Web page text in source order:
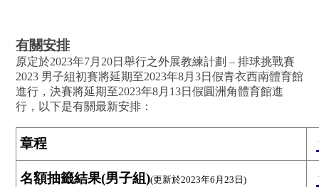
有關安排
原定於2023年7月20日舉行之外展教練計劃 – 排球挑戰賽
2023 男子組初賽將延期至2023年8月3日假青衣西南體育館
進行，決賽將延期至2023年8月13日假圓洲角體育館進
行，以下是有關最新安排：
章程
名額抽籤結果(男子組)(更新於2023年6月23日)